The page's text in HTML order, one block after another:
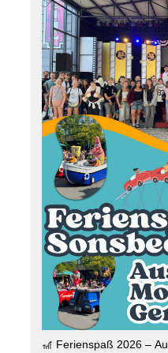
🎢 Ferienspaß 2026 –